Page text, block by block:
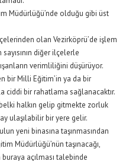
Müdürlüğü’nde olduğu gibi üst
olan Vezirköprü’de işlem
sayısının diğer ilçelerle
verimliliğini düşürüyor.
bir Milli Eğitim’in ya da bir
ciddi bir rahatlama sağlanacaktır.
halkın gelip gitmekte zorluk
ulaşılabilir bir yere gelir.
yeni binasına taşınmasından
Müdürlüğü’nün taşınacağı,
açılması talebinde